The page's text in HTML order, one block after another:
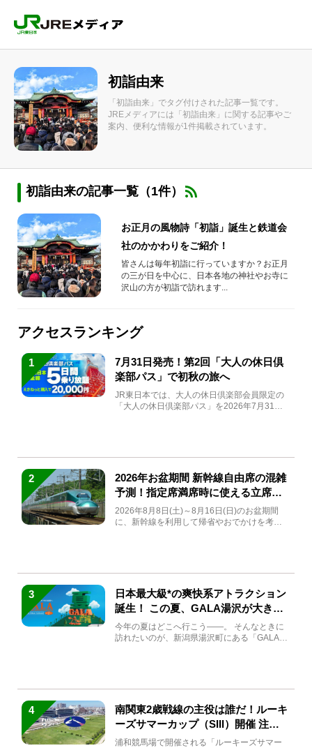
初詣由来
「初詣由来」でタグ付けされた記事一覧です。
JREメディアには「初詣由来」に関する記事やご
案内、便利な情報が1件掲載されています。
初詣由来の記事一覧（1件）
お正月の風物詩「初詣」誕生と鉄道会
社のかかわりをご紹介！
皆さんは毎年初詣に行っていますか？お正月
の三が日を中心に、日本各地の神社やお寺に
沢山の方が初詣で訪れます...
アクセスランキング
1
7月31日発売！第2回「大人の休日倶
楽部パス」で初秋の旅へ
JR東日本では、大人の休日倶楽部会員限定の
「大人の休日倶楽部パス」を2026年7月31日
2
2026年お盆期間 新幹線自由席の混雑
予測！指定席満席時に使える立席特
急券も解説
2026年8月8日(土)～8月16日(日)のお盆期間
に、新幹線を利用して帰省やおでかけを考え
3
日本最大級*の爽快系アトラクション
誕生！ この夏、GALA湯沢が大きく
生まれ変わる
今年の夏はどこへ行こう――。 そんなときに
訪れたいのが、新潟県湯沢町にある「GALA湯
4
南関東2歳戦線の主役は誰だ！ルーキ
ーズサマーカップ（SIII）開催 注目
馬と見どころをチェック
浦和競馬場で開催される「ルーキーズサマー